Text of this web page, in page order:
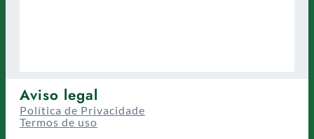
Aviso legal
Política de Privacidade
Termos de uso